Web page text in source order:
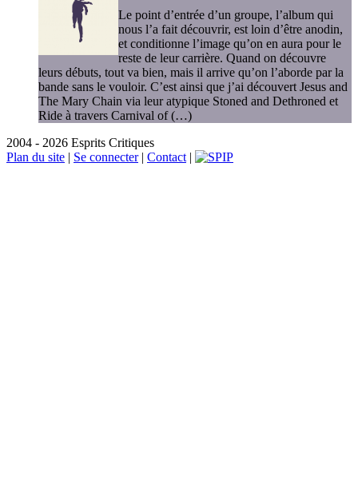
Le point d’entrée d’un groupe, l’album qui
nous l’a fait découvrir, est loin d’être anodin,
et conditionne l’image qu’on en aura pour le
reste de leur carrière. Quand on découvre
leurs débuts, tout va bien, mais il arrive qu’on l’aborde par la
bande sans le vouloir. C’est ainsi que j’ai découvert Jesus and
The Mary Chain via leur atypique Stoned and Dethroned et
Ride à travers Carnival of (…)
2004 - 2026 Esprits Critiques
Plan du site | Se connecter| Contact |